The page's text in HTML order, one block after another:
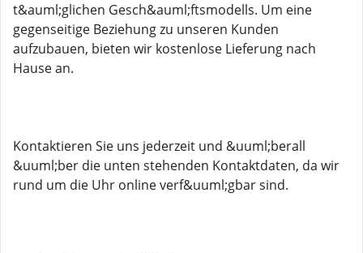
t&auml;glichen Gesch&auml;ftsmodells. Um eine
gegenseitige Beziehung zu unseren Kunden
aufzubauen, bieten wir kostenlose Lieferung nach
Hause an.
Kontaktieren Sie uns jederzeit und &uuml;berall
&uuml;ber die unten stehenden Kontaktdaten, da wir
rund um die Uhr online verf&uuml;gbar sind.